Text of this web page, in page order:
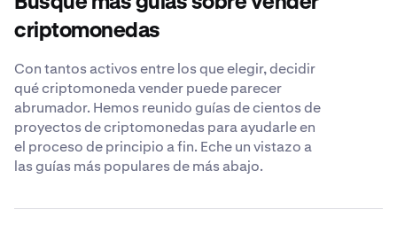
consultar a un asesor financiero y realizar análisis
exhaustivos antes de tomar cualquier decisión.
criptomonedas
Con tantos activos entre los que elegir, decidir
qué criptomoneda vender puede parecer
abrumador. Hemos reunido guías de cientos de
proyectos de criptomonedas para ayudarle en
el proceso de principio a fin. Eche un vistazo a
las guías más populares de más abajo.